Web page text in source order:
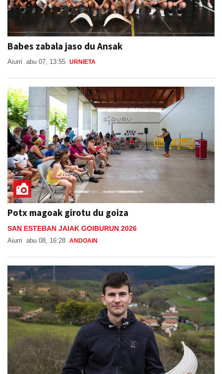
Babes zabala jaso du Ansak
Aiurri abu 07, 13:55 URNIETA
Potx magoak girotu du goiza
SAN ESTEBAN JAIAK GOIBURUN 2026
Aiurri abu 08, 16:28 ANDOAIN